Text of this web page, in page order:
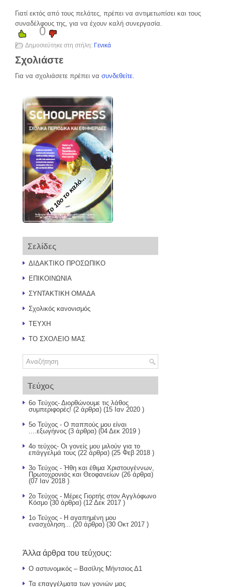
Γιατί εκτός από τους πελάτες, πρέπει να αντιμετωπίσει και τους
συναδέλφους της, για να έχουν καλή συνεργασία.
0
Δημοσιεύτηκε στη στήλη: Γενικά
Σχολιάστε
Για να σχολιάσετε πρέπει να συνδεθείτε.
Το 10ο το καλό...
Σελίδες
ΔΙΔΑΚΤΙΚΟ ΠΡΟΣΩΠΙΚΟ
ΕΠΙΚΟΙΝΩΝΙΑ
ΣΥΝΤΑΚΤΙΚΗ ΟΜΑΔΑ
Σχολικός κανονισμός
ΤΕΥΧΗ
ΤΟ ΣΧΟΛΕΙΟ ΜΑΣ
Τεύχος
6ο Τεύχος- Διορθώνουμε τις λάθος
συμπεριφορές! (2 άρθρα) (15 Ιαν 2020 )
5ο Τεύχος - Ο παππούς μου είναι
....εξωγήινος (3 άρθρα) (04 Δεκ 2019 )
4ο τεύχος- Οι γονείς μου μιλούν για το
επάγγελμά τους (22 άρθρα) (25 Φεβ 2018 )
3ο Τεύχος - Ήθη και έθιμα Χριστουγέννων,
Πρωτοχρονιάς και Θεοφανείων (26 άρθρα)
(07 Ιαν 2018 )
2ο Τεύχος - Μέρες Γιορτής στον Αγγλόφωνο
Κόσμο (30 άρθρα) (12 Δεκ 2017 )
1ο Τεύχος - Η αγαπημένη μου
ενασχόληση... (20 άρθρα) (30 Οκτ 2017 )
Άλλα άρθρα του τεύχους:
Ο αστυνομικός – Βασίλης Μήντσιος Δ1
Τα επαγγέλματα των γονιών μας